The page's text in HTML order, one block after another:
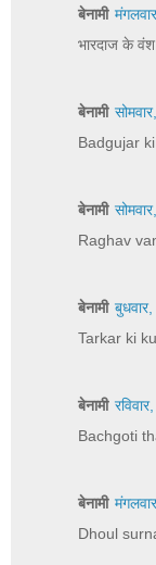
बेनामी
भारदाज के
बेनामी
Badgujar
बेनामी
Raghav
बेनामी
Tarkar ki
बेनामी
Bachgoti
बेनामी
Dhoul